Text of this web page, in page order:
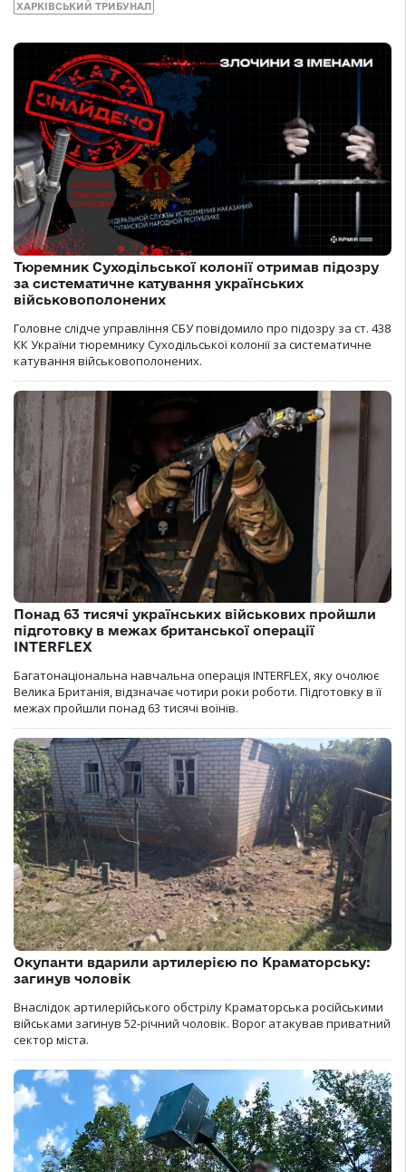
ХАРКІВСЬКИЙ ТРИБУНАЛ
Тюремник Суходільської колонії отримав підозру
за систематичне катування українських
військовополонених
Головне слідче управління СБУ повідомило про підозру за ст. 438
КК України тюремнику Суходільської колонії за систематичне
катування військовополонених.
Понад 63 тисячі українських військових пройшли
підготовку в межах британської операції
INTERFLEX
Багатонаціональна навчальна операція INTERFLEX, яку очолює
Велика Британія, відзначає чотири роки роботи. Підготовку в її
межах пройшли понад 63 тисячі воїнів.
Окупанти вдарили артилерією по Краматорську:
загинув чоловік
Внаслідок артилерійського обстрілу Краматорська російськими
військами загинув 52-річний чоловік. Ворог атакував приватний
сектор міста.